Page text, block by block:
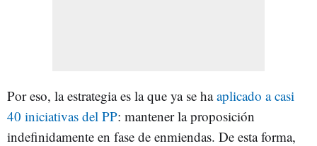
Por eso, la estrategia es la que ya se haaplicado a casi
40 iniciativas del PP: mantener la proposición
indefinidamente en fase de enmiendas. De esta forma,